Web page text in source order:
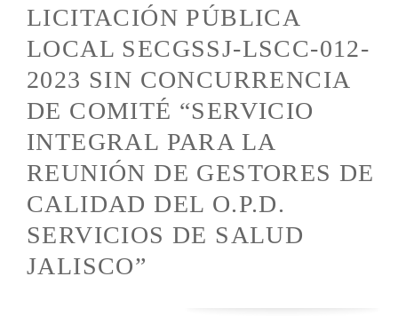
LICITACIÓN PÚBLICA
LOCAL SECGSSJ-LSCC-012-
2023 SIN CONCURRENCIA
DE COMITÉ “SERVICIO
INTEGRAL PARA LA
REUNIÓN DE GESTORES DE
CALIDAD DEL O.P.D.
SERVICIOS DE SALUD
JALISCO”